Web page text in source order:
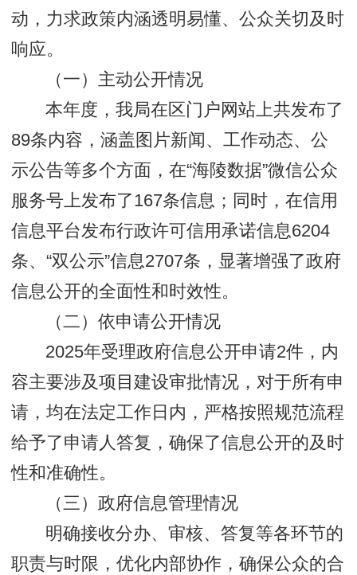
动，力求政策内涵透明易懂、公众关切及时
响应。
（一）主动公开情况
本年度，我局在区门户网站上共发布了
89条内容，涵盖图片新闻、工作动态、公
示公告等多个方面，在“海陵数据”微信公众
服务号上发布了167条信息；同时，在信用
信息平台发布行政许可信用承诺信息6204
条、“双公示”信息2707条，显著增强了政府
信息公开的全面性和时效性。
（二）依申请公开情况
2025年受理政府信息公开申请2件，内
容主要涉及项目建设审批情况，对于所有申
请，均在法定工作日内，严格按照规范流程
给予了申请人答复，确保了信息公开的及时
性和准确性。
（三）政府信息管理情况
明确接收分办、审核、答复等各环节的
职责与时限，优化内部协作，确保公众的合